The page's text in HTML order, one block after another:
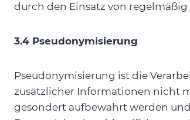
durch den Einsatz von
3.4 Pseudonymisierung
Pseudonymisierung ist die
zusätzlicher Informationen nicht
gesondert aufbewahrt werden